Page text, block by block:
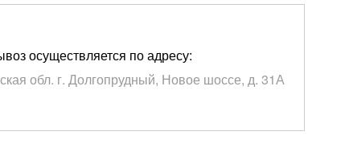
осуществляется по адресу:
обл. г. Долгопрудный, Новое шоссе, д. 31А